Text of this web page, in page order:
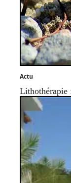
Actu
Lithothérapie